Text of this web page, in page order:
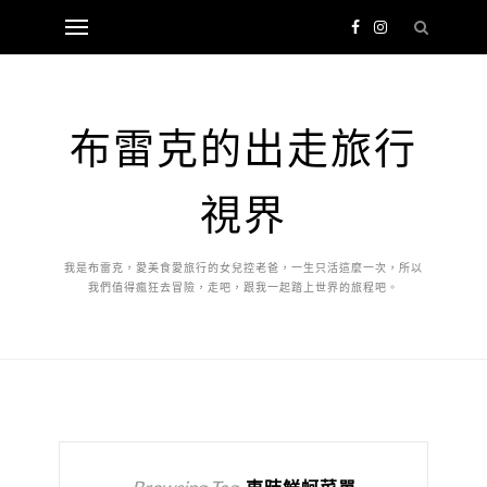
布雷克的出走旅行
視界
我是布雷克，愛美食愛旅行的女兒控老爸，一生只活這麼一次，所以
我們值得瘋狂去冒險，走吧，跟我一起踏上世界的旅程吧。